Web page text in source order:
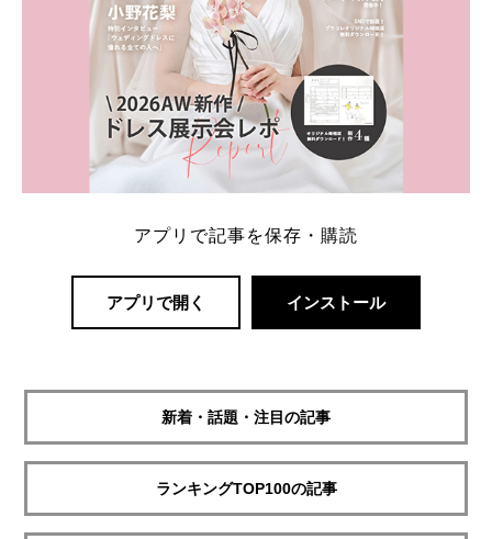
アプリで記事を保存・購読
アプリで開く インストール
新着・話題・注目の記事
ランキングTOP100の記事